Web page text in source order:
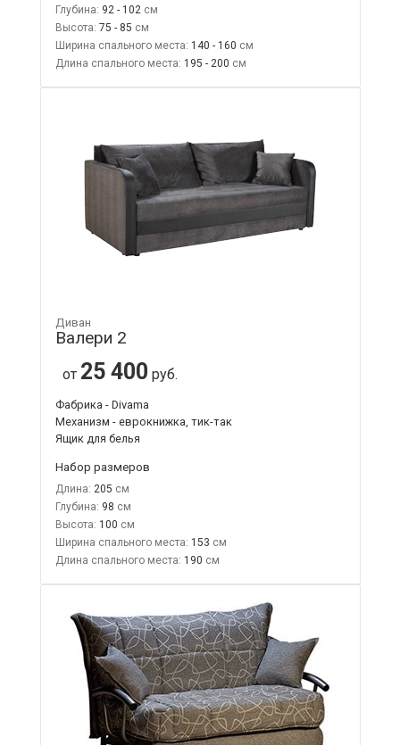
Глубина: 92 - 102
Высота: 75 - 85
Ширина спального места: 140 - 160
Длина спального места: 195 - 200
Диван
Валери 2
от 25 400 руб.
Фабрика - Divama
Механизм - еврокнижка, тик-так
Ящик для белья
Набор размеров
Длина: 205
Глубина: 98
Высота: 100
Ширина спального места: 153
Длина спального места: 190